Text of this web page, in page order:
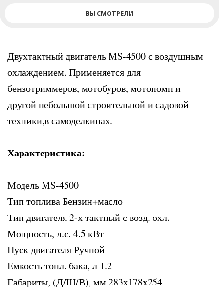
ВЫ СМОТРЕЛИ
Двухтактный двигатель MS-4500 с воздушным
охлаждением. Применяется для
бензотриммеров, мотобуров, мотопомп и
другой небольшой строительной и садовой
техники,в самоделкинах.
Характеристика:
Модель MS-4500
Тип топлива Бензин+масло
Тип двигателя 2-х тактный с возд. охл.
Мощность, л.с. 4.5 кВт
Пуск двигателя Ручной
Емкость топл. бака, л 1.2
Габариты, (Д/Ш/В), мм 283x178x254